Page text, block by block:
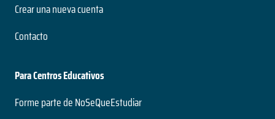
Crear una nueva cuenta
Contacto
Para Centros Educativos
Forme parte de NoSeQueEstudiar